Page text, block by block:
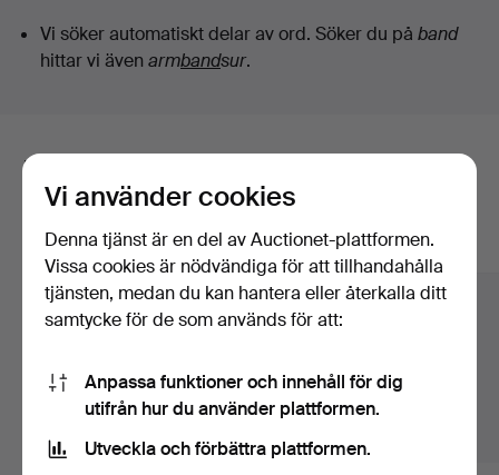
Vi söker automatiskt delar av ord. Söker du på band
hittar vi även armbandsur.
Här är föremål från vårt arkiv som
matchar din sökning
Visa alla föremål
Vi använder cookies
Denna tjänst är en del av Auctionet-plattformen.
Vissa cookies är nödvändiga för att tillhandahålla
tjänsten, medan du kan hantera eller återkalla ditt
samtycke för de som används för att:
Anpassa funktioner och innehåll för dig
utifrån hur du använder plattformen.
Utveckla och förbättra plattformen.